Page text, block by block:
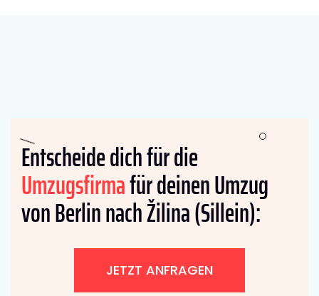
Entscheide dich für die
Umzugsfirmafür deinen Umzug
von Berlin nach Žilina (Sillein):
JETZT ANFRAGEN